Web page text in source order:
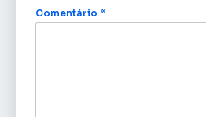
Comentário *